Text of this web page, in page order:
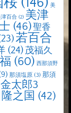
美
津百合 (2) 美津
(46)聖香
若百合
(24)茂福久
(60) 西那須野
那須塩原 (3) 那須
金太郎3
隆之国 (42)